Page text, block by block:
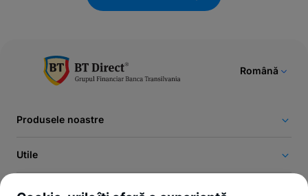
Română
Produsele noastre
Utile